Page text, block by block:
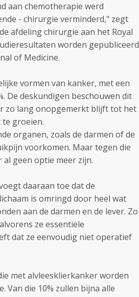
aan chemotherapie werd
- chirurgie verminderd," zegt
afdeling chirurgie aan het Royal
worden gepubliceerd
of Medicine.
vormen van kanker, met een
De deskundigen beschouwen dit
zo lang onopgemerkt blijft tot het
groeien.
organen, zoals de darmen of de
voorkomen. Maar tegen die
geen optie meer zijn.
daaraan toe dat de
is omringd door heel wat
aan de darmen en de lever. Zo
ze essentiële
dat ze eenvoudig niet operatief
met alvleesklierkanker worden
Van die 10% zullen bijna alle